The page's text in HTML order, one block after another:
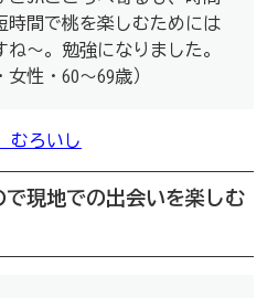
時間で桃を楽しむためには
〜。勉強になりました。
性・60～69歳）
むろいし
現地での出会いを楽しむ